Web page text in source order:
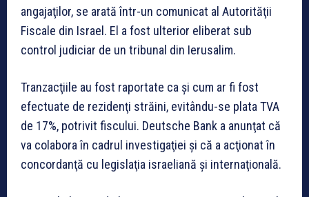
angajaţilor, se arată într-un comunicat al Autorităţii
Fiscale din Israel. El a fost ulterior eliberat sub
control judiciar de un tribunal din Ierusalim.
Tranzacţiile au fost raportate ca şi cum ar fi fost
efectuate de rezidenţi străini, evitându-se plata TVA
de 17%, potrivit fiscului. Deutsche Bank a anunţat că
va colabora în cadrul investigaţiei şi că a acţionat în
concordanţă cu legislaţia israeliană şi internaţională.